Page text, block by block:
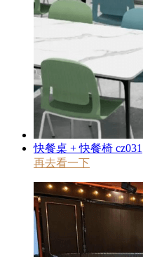
快餐桌 + 快餐椅 cz031
再去看一下